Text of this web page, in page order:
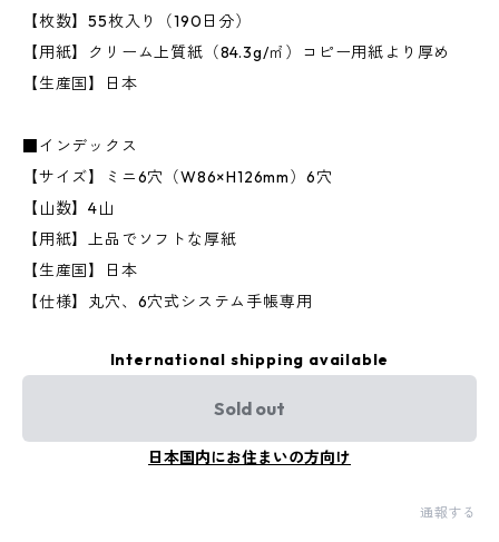
【枚数】55枚入り（190日分）
【用紙】クリーム上質紙（84.3g/㎡）コピー用紙より厚め
【生産国】日本
■インデックス
【サイズ】ミニ6穴（W86×H126mm）6穴
【山数】4山
【用紙】上品でソフトな厚紙
【生産国】日本
【仕様】丸穴、6穴式システム手帳専用
International shipping available
Sold out
日本国内にお住まいの方向け
通報する